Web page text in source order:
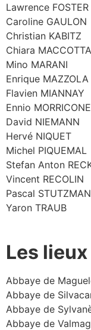
Lawrence FOSTER
Caroline GAULON
Christian KABITZ
Chiara MACCOTTA
Mino MARANI
Enrique MAZZOLA
Flavien MIANNAY
Ennio MORRICONE
David NIEMANN
Hervé NIQUET
Michel PIQUEMAL
Stefan Anton
Vincent RECOLIN
Pascal
Yaron TRAUB
Les
Abbaye de
Abbaye de
Abbaye de
Abbaye de